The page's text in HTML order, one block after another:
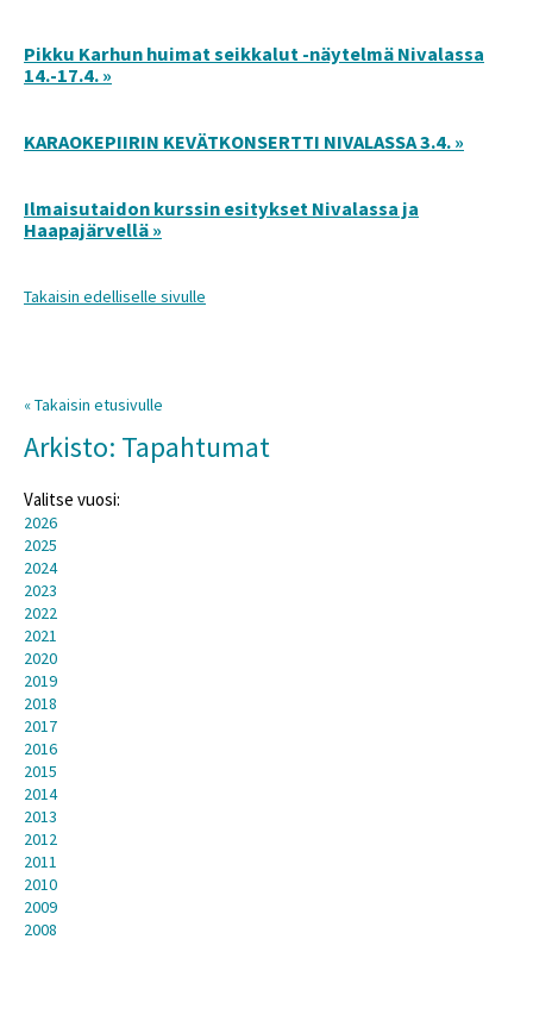
Pikku Karhun huimat seikkalut -näytelmä Nivalassa
14.-17.4. »
KARAOKEPIIRIN KEVÄTKONSERTTI NIVALASSA 3.4. »
Ilmaisutaidon kurssin esitykset Nivalassa ja
Haapajärvellä »
Takaisin edelliselle sivulle
« Takaisin etusivulle
Arkisto: Tapahtumat
Valitse vuosi:
2026
2025
2024
2023
2022
2021
2020
2019
2018
2017
2016
2015
2014
2013
2012
2011
2010
2009
2008